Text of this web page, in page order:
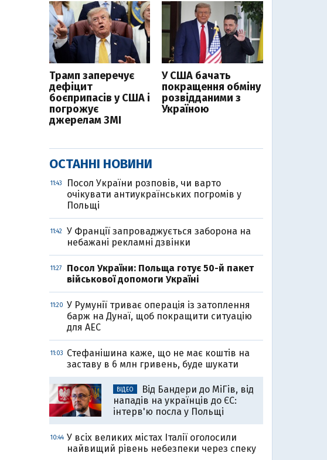
Трамп заперечує
дефіцит
боєприпасів у США і
погрожує
джерелам ЗМІ
У США бачать
покращення обміну
розвідданими з
Україною
ОСТАННІ НОВИНИ
11:43
Посол України розповів, чи варто
очікувати антиукраїнських погромів у
Польщі
11:42
У Франції запроваджується заборона на
небажані рекламні дзвінки
11:27
Посол України: Польща готує 50-й пакет
військової допомоги Україні
11:20 У Румунії триває операція із затоплення
барж на Дунаї, щоб покращити ситуацію
для АЕС
11:03
Стефанішина каже, що не має коштів на
заставу в 6 млн гривень, буде шукати
ВІДЕО
Від Бандери до МіГів, від
нападів на українців до ЄС:
інтерв'ю посла у Польщі
10:44 У всіх великих містах Італії оголосили
найвищий рівень небезпеки через спеку